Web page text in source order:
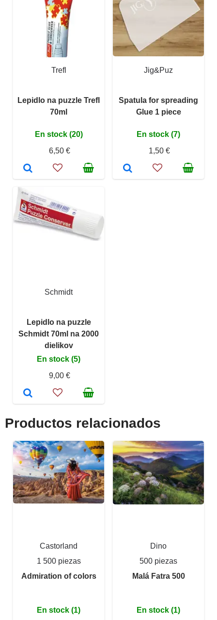
Trefl
Lepidlo na puzzle Trefl
70ml
En stock (20)
6,50 €
Jig&Puz
Spatula for spreading
Glue 1 piece
En stock (7)
1,50 €
Schmidt
Lepidlo na puzzle
Schmidt 70ml na 2000
dielikov
En stock (5)
9,00 €
Productos relacionados
Castorland
1 500 piezas
Admiration of colors
En stock (1)
Dino
500 piezas
Malá Fatra 500
En stock (1)